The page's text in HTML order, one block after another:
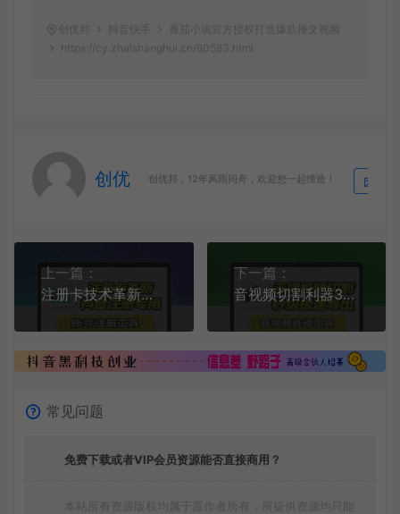
创优邦 抖音快手
番茄小说官方授权打造爆款推文视频
https://cy.zhaishanghui.cn/80583.html
创优 创优邦，12年风雨同舟，欢迎您一起缔造！
上一篇：
注册卡技术革新秒破双核限制专为抖音注册而生
下一篇：
音视频切割利器3秒内切完10G视频
常见问题
免费下载或者VIP会员资源能否直接商用？
本站所有资源版权均属于原作者所有，所提供资源均只能